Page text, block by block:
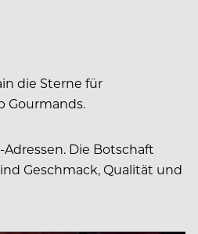
die Sterne für
Gourmands.
Die Botschaft
Geschmack, Qualität und